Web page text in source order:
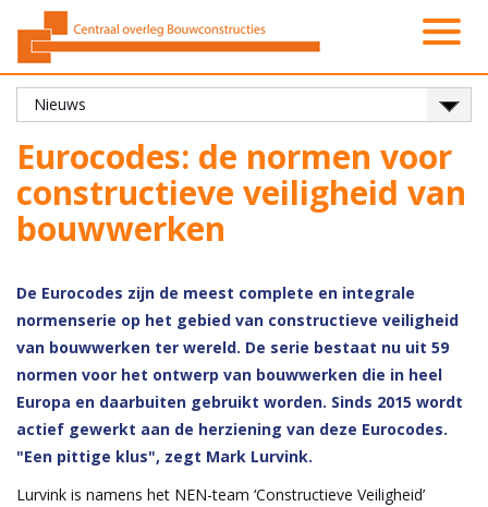
Eurocodes: de normen voor
constructieve veiligheid van
bouwwerken
De Eurocodes zijn de meest complete en integrale
normenserie op het gebied van constructieve veiligheid
van bouwwerken ter wereld. De serie bestaat nu uit 59
normen voor het ontwerp van bouwwerken die in heel
Europa en daarbuiten gebruikt worden. Sinds 2015 wordt
actief gewerkt aan de herziening van deze Eurocodes.
"Een pittige klus", zegt Mark Lurvink.
Lurvink is namens het NEN-team ‘Constructieve Veiligheid’